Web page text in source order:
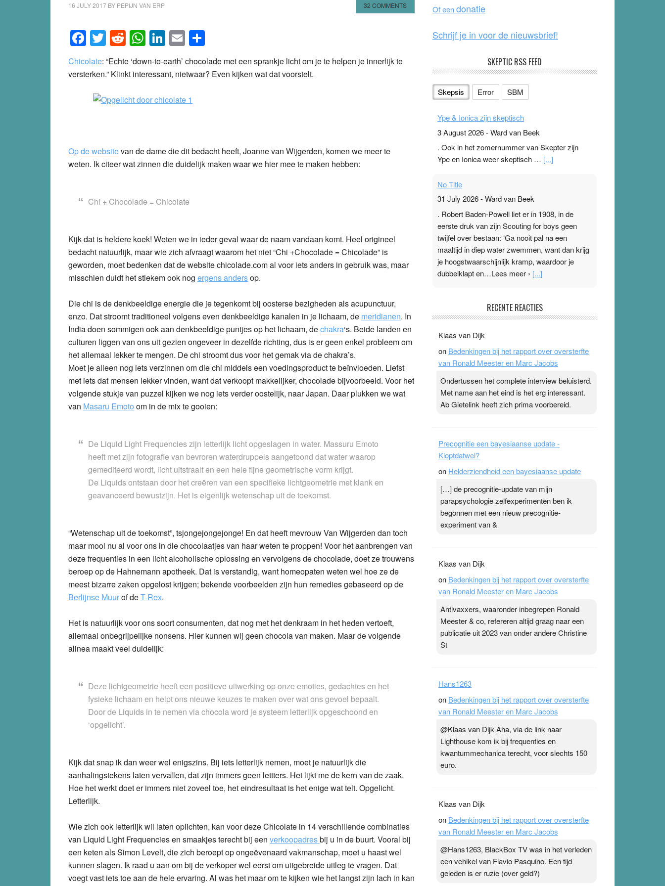
16 JULY 2017 BY PEPIJN VAN ERP 32 COMMENTS
Facebook
Twitter
Reddit
WhatsApp
LinkedIn
Email
Chicolate: “Echte ‘down-to-earth’ chocolade met een sprankje licht om je te helpen je innerlijk te
versterken.” Klinkt interessant, nietwaar? Even kijken wat dat voorstelt.
Op de websitevan de dame die dit bedacht heeft, Joanne van Wijgerden, komen we meer te
weten. Ik citeer wat zinnen die duidelijk maken waar we hier mee te maken hebben:
Chi + Chocolade = Chicolate
Kijk dat is heldere koek! Weten we in ieder geval waar de naam vandaan komt. Heel origineel
bedacht natuurlijk, maar wie zich afvraagt waarom het niet “Chi +Chocolade = Chicolade” is
geworden, moet bedenken dat de website chicolade.com al voor iets anders in gebruik was, maar
misschien duidt het stiekem ook nog ergens andersop.
Die chi is de denkbeeldige energie die je tegenkomt bij oosterse bezigheden als acupunctuur,
enzo. Dat stroomt traditioneel volgens even denkbeeldige kanalen in je lichaam, de meridianen. In
India doen sommigen ook aan denkbeeldige puntjes op het lichaam, dechakra‘s. Beide landen en
culturen liggen van ons uit gezien ongeveer in dezelfde richting, dus is er geen enkel probleem om
het allemaal lekker te mengen. De chi stroomt dus voor het gemak via de chakra’s.
Moet je alleen nog iets verzinnen om die chi middels een voedingsproduct te beïnvloeden. Liefst
met iets dat mensen lekker vinden, want dat verkoopt makkelijker, chocolade bijvoorbeeld. Voor het
volgende stukje van puzzel kijken we nog iets verder oostelijk, naar Japan. Daar plukken we wat
van Masaru Emoto om in de mix te gooien:
De Liquid Light Frequencies zijn letterlijk licht opgeslagen in water. Massuru Emoto
heeft met zijn fotografie van bevroren waterdruppels aangetoond dat water waarop
gemediteerd wordt, licht uitstraalt en een hele fijne geometrische vorm krijgt.
De Liquids ontstaan door het creëren van een specifieke lichtgeometrie met klank en
geavanceerd bewustzijn. Het is eigenlijk wetenschap uit de toekomst.
“Wetenschap uit de toekomst”, tsjongejongejonge! En dat heeft mevrouw Van Wijgerden dan toch
maar mooi nu al voor ons in die chocolaatjes van haar weten te proppen! Voor het aanbrengen van
deze frequenties in een licht alcoholische oplossing en vervolgens de chocolade, doet ze trouwens
beroep op de Hahnemann apotheek. Dat is verstandig, want homeopaten weten wel hoe ze de
meest bizarre zaken opgelost krijgen; bekende voorbeelden zijn hun remedies gebaseerd op de
Berlijnse Muurof deT-Rex.
Het is natuurlijk voor ons soort consumenten, dat nog met het denkraam in het heden vertoeft,
allemaal onbegrijpelijke nonsens. Hier kunnen wij geen chocola van maken. Maar de volgende
alinea maakt veel duidelijk:
Deze lichtgeometrie heeft een positieve uitwerking op onze emoties, gedachtes en het
fysieke lichaam en helpt ons nieuwe keuzes te maken over wat ons gevoel bepaalt.
Door de Liquids in te nemen via chocolaword je systeem letterlijk opgeschoond en
‘opgelicht’.
Kijk dat snap ik dan weer wel enigszins. Bij iets letterlijk nemen, moet je natuurlijk die
aanhalingstekens laten vervallen, dat zijn immers geen lettters. Het lijkt me de kern van de zaak.
Hoe het werkt doet er immers niet zoveel toe, het eindresultaat is het enige wat telt. Opgelicht.
Letterlijk.
Wie zich ook letterlijk wil laten oplichten, kan voor deze Chicolate in 14 verschillende combinaties
van Liquid Light Frequencies en smaakjes terecht bij een verkoopadresbij u in de buurt. Vooral bij
een keten als Simon Levelt, die zich beroept op ongeëvenaard vakmanschap, moet u haast wel
kunnen slagen. Ik raad u aan om bij de verkoper wel eerst om uitgebreide uitleg te vragen. Dat
voegt vast iets toe aan de hele ervaring. Al was het maar om te kijken wie het langst zijn lach in kan
k
Of eendonatie
Schrijf je in voor de nieuwsbrief!
SKEPTIC RSS FEED
Skepsis Error SBM
Ype & Ionica zijn skeptisch
3 August 2026-Ward van Beek
. Ook in het zomernummer van Skepter zijn
Ype en Ionica weer skeptisch … [...]
No Title
31 July 2026-Ward van Beek
. Robert Baden-Powell liet er in 1908, in de
eerste druk van zijn Scouting for boys geen
twijfel over bestaan: ‘Ga nooit pal na een
maaltijd in diep water zwemmen, want dan krijg
je hoogstwaarschijnlijk kramp, waardoor je
dubbelklapt en…Lees meer › [...]
Ward van Beek
topsporters. Ze hopen ermee hun hartslag te
verlagen terwijl ze meer zuurstof opnemen.
Daarop heeft zo’n pleister geen effect. Maar het
zijn. Door…Lees meer Pleisterplakkers in de
topspsort › [...]
RECENTE REACTIES
Klaas van Dijk
on Bedenkingen bij het rapport over oversterfte
van Ronald Meester en Marc Jacobs
Ondertussen het complete interview beluisterd.
Met name aan het eind is het erg interessant.
Ab Gietelink heeft zich prima voorbereid.
Precognitie een bayesiaanse update -
Kloptdatwel?
on Helderziendheid een bayesiaanse update
[…] de precognitie-update van mijn
parapsychologie zelfexperimenten ben ik
begonnen met een nieuw precognitie-
experiment van &
Klaas van Dijk
on Bedenkingen bij het rapport over oversterfte
van Ronald Meester en Marc Jacobs
Antivaxxers, waaronder inbegrepen Ronald
Meester & co, refereren altijd graag naar een
publicatie uit 2023 van onder andere Christine
St
Hans1263
on Bedenkingen bij het rapport over oversterfte
van Ronald Meester en Marc Jacobs
@Klaas van Dijk Aha, via de link naar
Lighthouse kom ik bij frequenties en
kwantummechanica terecht, voor slechts 150
euro.
Klaas van Dijk
on Bedenkingen bij het rapport over oversterfte
van Ronald Meester en Marc Jacobs
@Hans1263, BlackBox TV was in het verleden
een vehikel van Flavio Pasquino. Een tijd
geleden is er ruzie (over geld?)